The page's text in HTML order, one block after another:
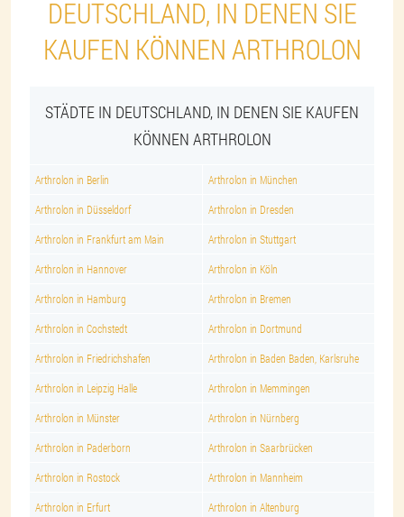
DEUTSCHLAND, IN DENEN SIE
KAUFEN KÖNNEN ARTHROLON
STÄDTE IN DEUTSCHLAND, IN DENEN SIE KAUFEN
KÖNNEN ARTHROLON
Arthrolon in Berlin Arthrolon in München
Arthrolon in Düsseldorf Arthrolon in Dresden
Arthrolon in Frankfurt am Main Arthrolon in Stuttgart
Arthrolon in Hannover Arthrolon in Köln
Arthrolon in Hamburg Arthrolon in Bremen
Arthrolon in Cochstedt Arthrolon in Dortmund
Arthrolon in Friedrichshafen Arthrolon in Baden Baden, Karlsruhe
Arthrolon in Leipzig Halle Arthrolon in Memmingen
Arthrolon in Münster Arthrolon in Nürnberg
Arthrolon in Paderborn Arthrolon in Saarbrücken
Arthrolon in Rostock Arthrolon in Mannheim
Arthrolon in Erfurt Arthrolon in Altenburg